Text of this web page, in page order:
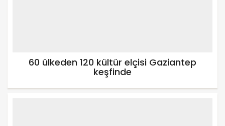
60 ülkeden 120 kültür elçisi Gaziantep
keşfinde